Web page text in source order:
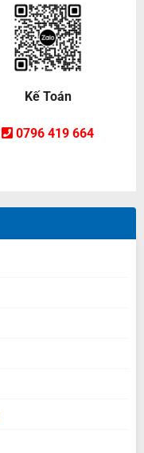
Kế Toán
0796 419 664